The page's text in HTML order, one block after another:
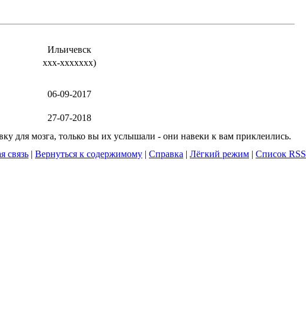
Ильичевск
xxx-xxxxxxx)
06-09-2017
27-07-2018
для мозга, только вы их услышали - они навеки к вам приклеились.
связь | Вернуться к содержимому | Справка | Лёгкий режим | Список RSS